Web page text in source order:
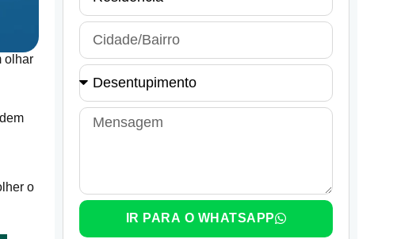
olhar
o
IR PARA O WHATSAPP